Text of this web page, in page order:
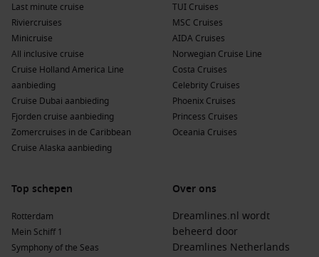
Noorwegen: Met zijn indrukwekkende fjorden, bergen en
charmante stadjes is Noorwegen een topbestemming voor
natuur- en cultuurliefhebbers.
Benelux
De regio is perfect voor cruises die cultuur,
geschiedenis, en moderne stedelijke ervaringen
combineren, met landen als
Nederland België
Luxemburg.
Britse Eilanden:Ontdek de rijke geschiedenis en diversiteit
van de Britse Eilanden, waaronder
Schotland
Beroemd om zijn kastelen, landhuizen en
ervaring voor cruisereizigers.
Engeland
Van de bruisende steden tot het platteland,
Engeland heeft zo veel te bieden op het gebied van
Last minute cruise
Riviercruises
Minicruise
All inclusive cruise
Cruise Holland America Line
aanbieding
Cruise Dubai aanbieding
Fjorden cruise aanbieding
Zomercruises in de Caribbean
Cruise Alaska aanbieding
TUI Cruises
MSC Cruises
AIDA Cruises
Norwegian Cruise Line
Costa Cruises
Celebrity Cruises
Phoenix Cruises
Princess Cruises
Oceania Cruises
Top schepen
Rotterdam
Mein Schiff 1
Symphony of the Seas
Over ons
Dreamlines.nl wordt
beheerd door
Dreamlines Netherlands